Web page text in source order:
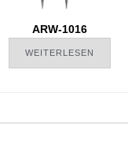
ARW-1016
WEITERLESEN